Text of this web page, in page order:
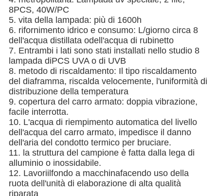
8PCS, 40W/PC
5. vita della lampada: più di 1600h
6. rifornimento idrico e consumo: L/giorno circa 8
dell'acqua distillata odell'acqua di rubinetto
7. Entrambi i lati sono stati installati nello studio 8
lampada diPCS UVA o di UVB
8. metodo di riscaldamento: Il tipo riscaldamento
del diaframma, riscalda velocemente, l'uniformità di
distribuzione della temperatura
9. copertura del carro armato: doppia vibrazione,
facile interrotta.
10. L'acqua di riempimento automatica del livello
dell'acqua del carro armato, impedisce il danno
dell'aria del condotto termico per bruciare.
11. la struttura del campione è fatta dalla lega di
alluminio o inossidabile.
12. Lavoriilfondo a macchinafacendo uso della
ruota dell'unità di elaborazione di alta qualità
riparata